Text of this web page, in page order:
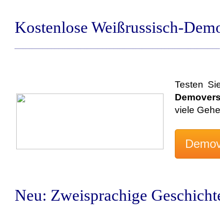
Kostenlose Weißrussisch-
Testen
viele
Neu: Zweisprachige